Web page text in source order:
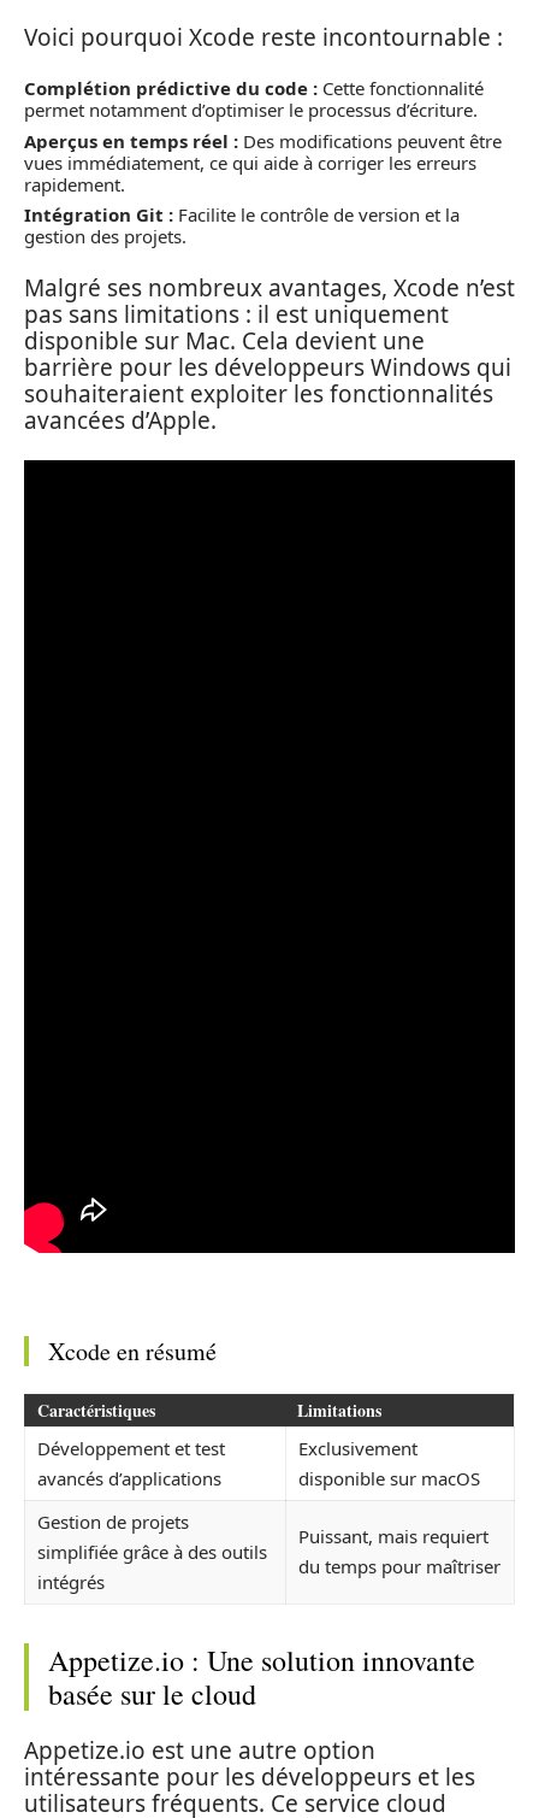
Voici pourquoi Xcode reste incontournable :
Complétion prédictive du code : Cette fonctionnalité
permet notamment d’optimiser le processus d’écriture.
Aperçus en temps réel : Des modifications peuvent être
vues immédiatement, ce qui aide à corriger les erreurs
rapidement.
Intégration Git : Facilite le contrôle de version et la
gestion des projets.
Malgré ses nombreux avantages, Xcode n’est
pas sans limitations : il est uniquement
disponible sur Mac. Cela devient une
barrière pour les développeurs Windows qui
souhaiteraient exploiter les fonctionnalités
avancées d’Apple.
Xcode en résumé
Caractéristiques Limitations
Développement et test
avancés d’applications
Exclusivement
disponible sur macOS
Gestion de projets
simplifiée grâce à des outils
intégrés
Puissant, mais requiert
du temps pour maîtriser
Appetize.io : Une solution innovante
basée sur le cloud
Appetize.io est une autre option
intéressante pour les développeurs et les
utilisateurs fréquents. Ce service cloud